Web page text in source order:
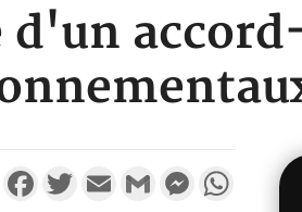
PartagerFacebookTwitterEmail Gmail Messenger